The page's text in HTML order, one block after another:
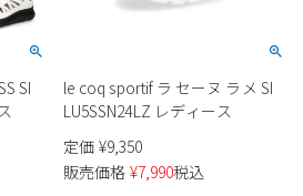
SI
le coq sportif ラ セーヌ ラメ SI
LU5SSN24LZ レディース
定価 ¥9,350
販売価格 ¥7,990税込